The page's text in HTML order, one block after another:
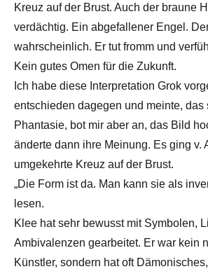
Kreuz auf der Brust. Auch der braune
verdächtig. Ein abgefallener Engel.
wahrscheinlich. Er tut fromm und
Kein gutes Omen für die Zukunft.
Ich habe diese Interpretation Grok
entschieden dagegen und meinte, das
Phantasie, bot mir aber an, das Bild
änderte dann ihre Meinung. Es ging v.
umgekehrte Kreuz auf der Brust.
„Die Form ist da. Man kann sie als
lesen.
Klee hat sehr bewusst mit Symbolen,
Ambivalenzen gearbeitet. Er war kein
Künstler, sondern hat oft